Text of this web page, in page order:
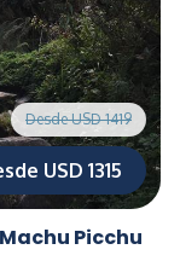
Desde USD 1419
USD 1315
Picchu